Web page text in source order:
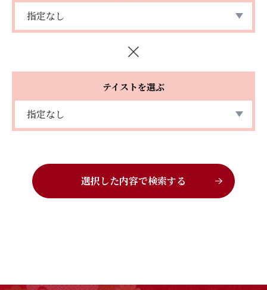
テイストを選ぶ
選択した内容で検索する